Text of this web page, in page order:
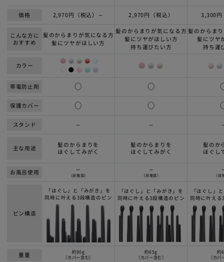
価格 2,970円（税込）～ 2,970円（税込） 3,300円
こんな方に
おすすめ
髪のからまりが気になる方
髪にツヤがほしい方
髪のからまりが気になる方
髪にツヤがほしい方
持ち運びたい方
髪のからま
髪にツヤ
持ち運
カラー
帯電防止剤 ○ ○
保護カバー ○ ○
スタンド ー ー
主な用途
髪のからまりを
ほぐしてみがく
髪のからまりを
ほぐしてみがく
髪のか
ほぐし
お風呂使用 ー
（非推奨）
ー
（非推奨） （非
ピン構造
「ほぐし」と「みがき」を
同時に叶える3段構造のピン
「ほぐし」と「みがき」を
同時に叶える3段構造のピン
「ほぐし」
同時に叶える
重量
約90g
（カバー含む）
約65g
（カバー含む）
約
（カバ